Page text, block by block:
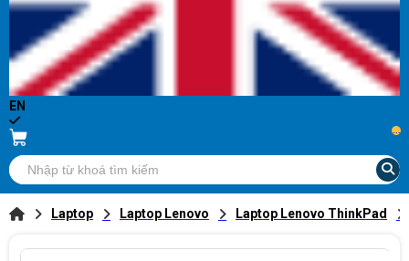
EN
...
Laptop Laptop Lenovo Laptop Lenovo ThinkPad